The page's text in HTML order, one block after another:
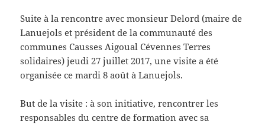
Suite à la rencontre avec monsieur Delord (maire de
Lanuejols et président de la communauté des
communes Causses Aigoual Cévennes Terres
solidaires) jeudi 27 juillet 2017, une visite a été
organisée ce mardi 8 août à Lanuejols.
But de la visite : à son initiative, rencontrer les
responsables du centre de formation avec sa